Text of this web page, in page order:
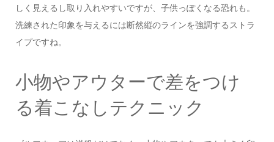
しく見えるし取り入れやすいですが、子供っぽくなる恐れも。
洗練された印象を与えるには断然縦のラインを強調するストラ
イプですね。
小物やアウターで差をつけ
る着こなしテクニック